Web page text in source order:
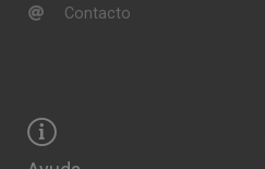
Contacto